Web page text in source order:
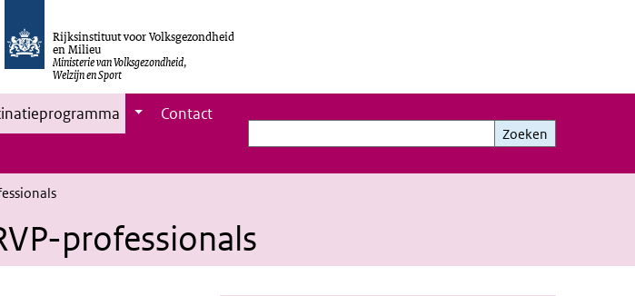
Rijksinstituut voor Volksgezondheid
en Milieu
Ministerie van Volksgezondheid,
Welzijn en Sport
Contact
Zoeken
Zoeken
professionals